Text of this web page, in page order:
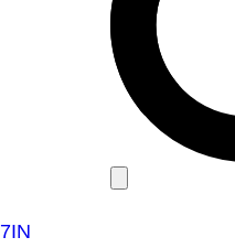
7IN